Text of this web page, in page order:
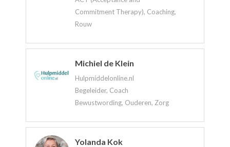
Commitment Therapy), Coaching,
Rouw
Michiel de Klein
Hulpmiddelonline.nl
Begeleider, Coach
Bewustwording, Ouderen, Zorg
Yolanda Kok